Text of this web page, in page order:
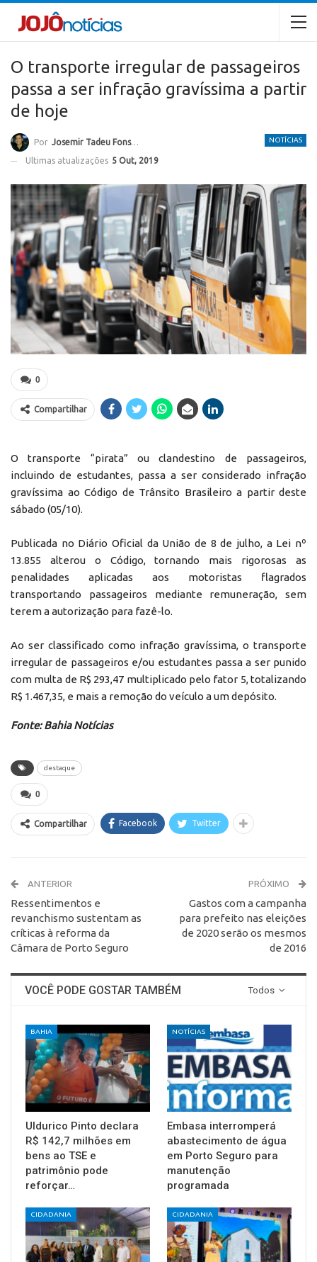
O transporte irregular de passageiros
passa a ser infração gravíssima a partir
de hoje
NOTÍCIAS
Por Josemir Tadeu Fonseca
Ultimas atualizações 5 Out, 2019
0
Compartilhar
O transporte “pirata” ou clandestino de passageiros,
incluindo de estudantes, passa a ser considerado infração
gravíssima ao Código de Trânsito Brasileiro a partir deste
sábado (05/10).
Publicada no Diário Oficial da União de 8 de julho, a Lei nº
13.855 alterou o Código, tornando mais rigorosas as
penalidades aplicadas aos motoristas flagrados
transportando passageiros mediante remuneração, sem
terem a autorização para fazê-lo.
Ao ser classificado como infração gravíssima, o transporte
irregular de passageiros e/ou estudantes passa a ser punido
com multa de R$ 293,47 multiplicado pelo fator 5, totalizando
R$ 1.467,35, e mais a remoção do veículo a um depósito.
Fonte: Bahia Notícias
destaque
0
Compartilhar Facebook Twitter
ANTERIOR
Ressentimentos e
revanchismo sustentam as
críticas à reforma da
Câmara de Porto Seguro
PRÓXIMO
Gastos com a campanha
para prefeito nas eleições
de 2020 serão os mesmos
de 2016
Todos
VOCÊ PODE GOSTAR TAMBÉM
BAHIA
Uldurico Pinto declara
R$ 142,7 milhões em
bens ao TSE e
patrimônio pode
reforçar…
NOTÍCIAS
Embasa interromperá
abastecimento de água
em Porto Seguro para
manutenção
programada
CIDADANIA CIDADANIA